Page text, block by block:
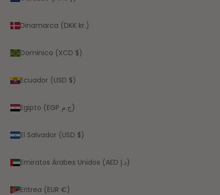
Dinamarca (DKK kr.)
Dominica (XCD $)
Ecuador (USD $)
Egipto (EGP ج.م)
El Salvador (USD $)
Emiratos Árabes Unidos (AED د.إ)
Eritrea (EUR €)